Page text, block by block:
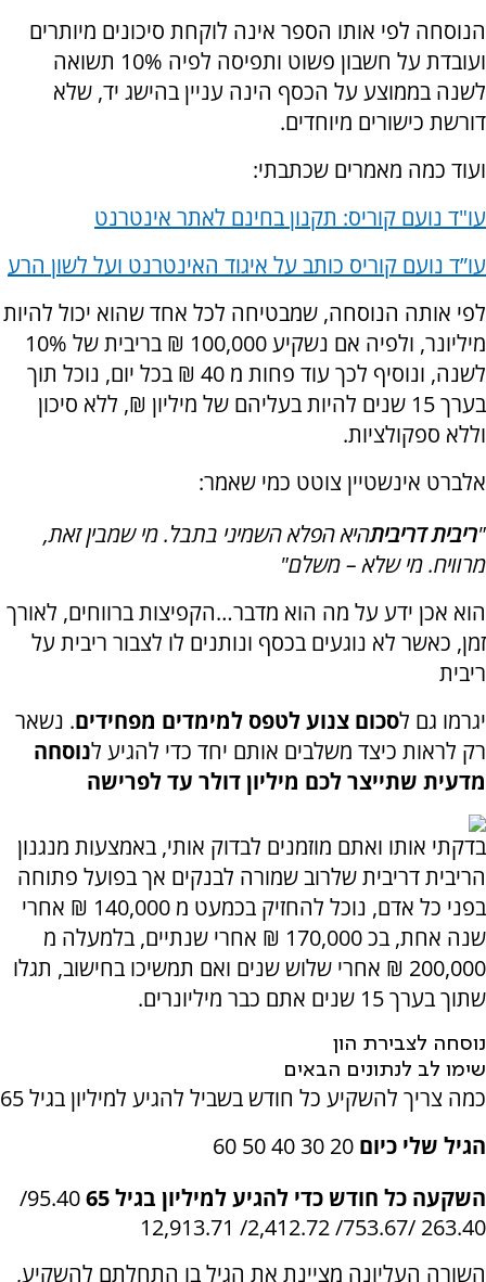
הנוסחה לפי אותו הספר אינה לוקחת סיכונים מיותרים
ועובדת על חשבון פשוט ותפיסה לפיה 10% תשואה
לשנה בממוצע על הכסף הינה עניין בהישג יד, שלא
דורשת כישורים מיוחדים.
ועוד כמה מאמרים שכתבתי:
עו"ד נועם קוריס: תקנון בחינם לאתר אינטרנט
עו”ד נועם קוריס כותב על איגוד האינטרנט ועל לשון הרע
לפי אותה הנוסחה, שמבטיחה לכל אחד שהוא יכול להיות
מיליונר, ולפיה אם נשקיע 100,000 ₪ בריבית של 10%
לשנה, ונוסיף לכך עוד פחות מ 40 ₪ בכל יום, נוכל תוך
בערך 15 שנים להיות בעליהם של מיליון ₪, ללא סיכון
וללא ספקולציות.
אלברט אינשטיין צוטט כמי שאמר:
"ריבית דריביתהיא הפלא השמיני בתבל. מי שמבין זאת,
מרוויח. מי שלא – משלם"
הוא אכן ידע על מה הוא מדבר…הקפיצות ברווחים, לאורך
זמן, כאשר לא נוגעים בכסף ונותנים לו לצבור ריבית על
ריבית
יגרמו גם לסכום צנוע לטפס למימדים מפחידים. נשאר
רק לראות כיצד משלבים אותם יחד כדי להגיע לנוסחה
מדעית שתייצר לכם מיליון דולר עד לפרישה
בדקתי אותו ואתם מוזמנים לבדוק אותי, באמצעות מנגנון
הריבית דריבית שלרוב שמורה לבנקים אך בפועל פתוחה
בפני כל אדם, נוכל להחזיק בכמעט מ 140,000 ₪ אחרי
שנה אחת, בכ 170,000 ₪ אחרי שנתיים, בלמעלה מ
200,000 ₪ אחרי שלוש שנים ואם תמשיכו בחישוב, תגלו
שתוך בערך 15 שנים אתם כבר מיליונרים.
נוסחה לצבירת הון
שימו לב לנתונים הבאים
כמה צריך להשקיע כל חודש בשביל להגיע למיליון בגיל 65
הגיל שלי כיום 20 30 40 50 60
השקעה כל חודש כדי להגיע למיליון בגיל 65
95.40/
263.40 /753.67/ 2,412.72/ 12,913.71
השורה העליונה מציינת את הגיל בו התחלתם להשקיע,